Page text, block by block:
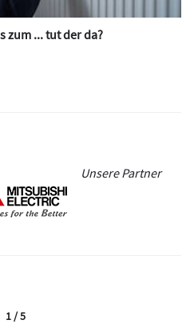
zum ... tut der da?
Unsere Partner
1 / 5